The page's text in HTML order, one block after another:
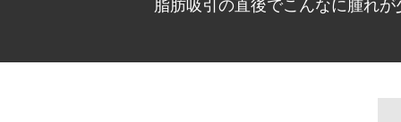
脂肪吸引の直後でこんなに腫れ